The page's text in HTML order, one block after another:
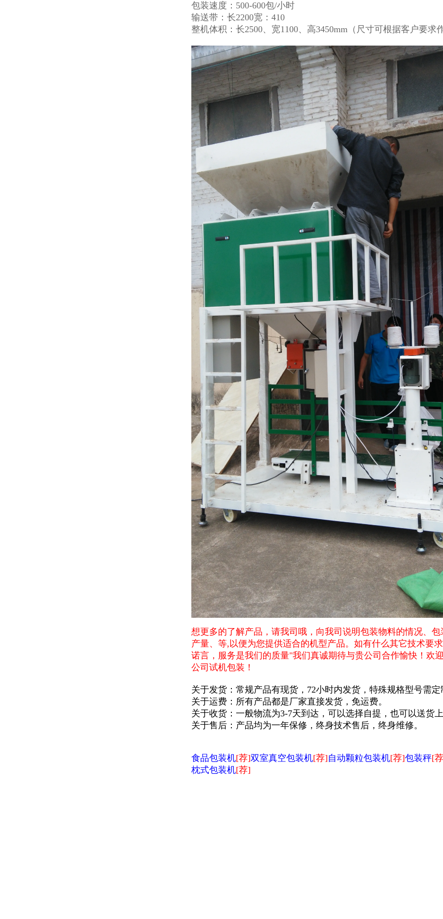
包装速度：500-600包/小时
输送带：长2200宽：410
整机体积：长2500、宽1100、高3450mm（尺寸可根据客户要求
想更多的了解产品，请我司哦，向我司说明包装物料的情况、
产量、等,以便为您提供适合的机型产品。如有什么其它技术要
诺言，服务是我们的质量"我们真诚期待与贵公司合作愉快！欢
公司试机包装！
关于发货：常规产品有现货，72小时内发货，特殊规格型号需定
关于运费：所有产品都是厂家直接发货，免运费。
关于收货：一般物流为3-7天到达，可以选择自提，也可以送货
关于售后：产品均为一年保修，终身技术售后，终身维修。
食品包装机[荐]双室真空包装机[荐]自动颗粒包装机[荐]包装秤[
枕式包装机[荐]